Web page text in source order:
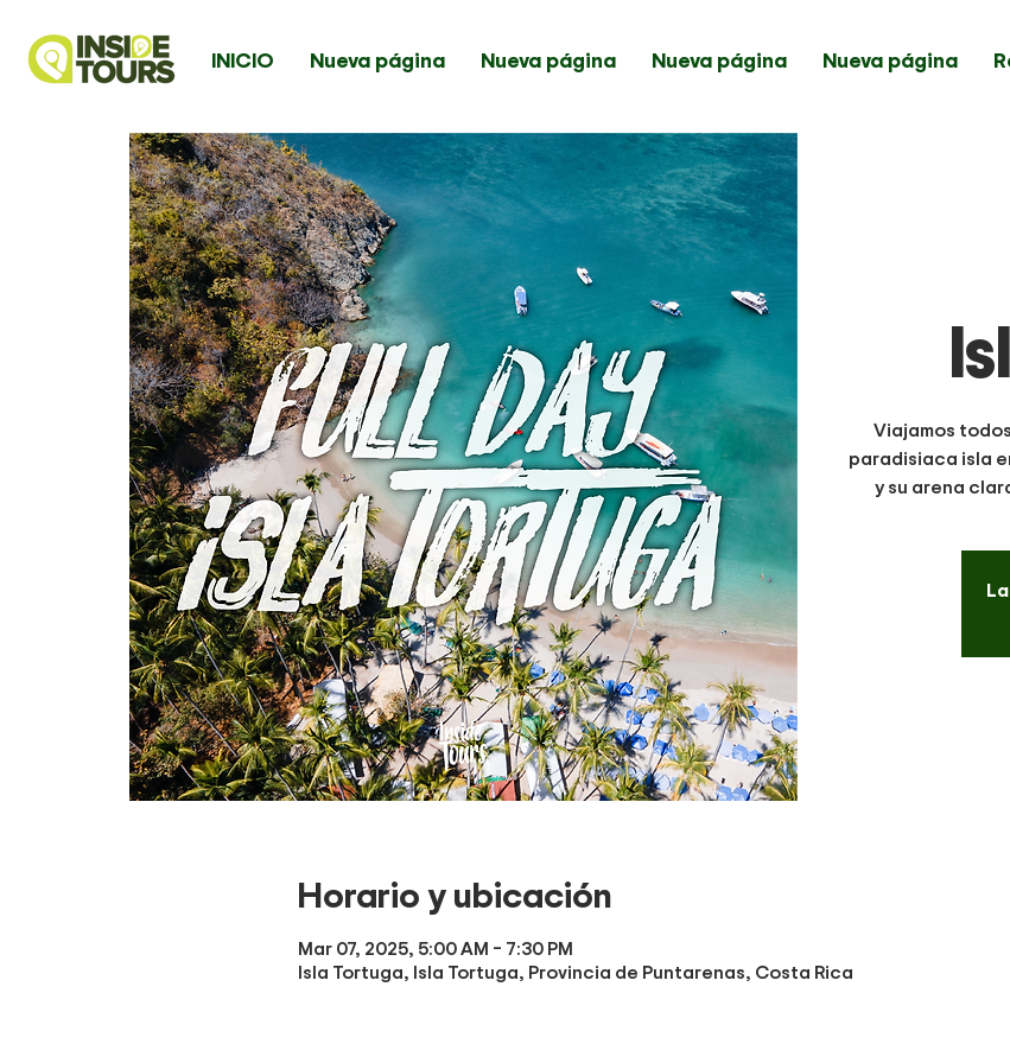
INICIO Nueva página Nueva página Nueva página Nueva página
Viajamos
paradisiaca isla
y su arena
Horario y ubicación
Mar 07, 2025, 5:00 AM – 7:30 PM
Isla Tortuga, Isla Tortuga, Provincia de Puntarenas, Costa Rica